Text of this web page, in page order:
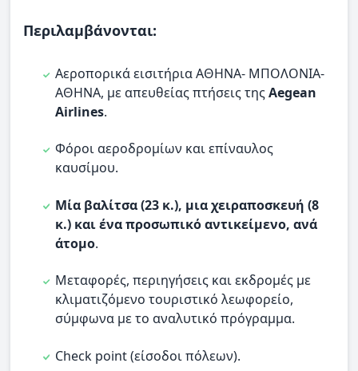
Περιλαμβάνονται:
Αεροπορικά εισιτήρια ΑΘΗΝΑ- ΜΠΟΛΟΝΙΑ-
ΑΘΗΝΑ, με απευθείας πτήσεις τηςAegean
Airlines.
Φόροι αεροδρομίων και επίναυλος
καυσίμου.
Μία βαλίτσα (23 κ.), μια χειραποσκευή (8
κ.) και ένα προσωπικό αντικείμενο, ανά
άτομο.
Μεταφορές, περιηγήσεις και εκδρομές με
κλιματιζόμενο τουριστικό λεωφορείο,
σύμφωνα με το αναλυτικό πρόγραμμα.
Check point (είσοδοι πόλεων).